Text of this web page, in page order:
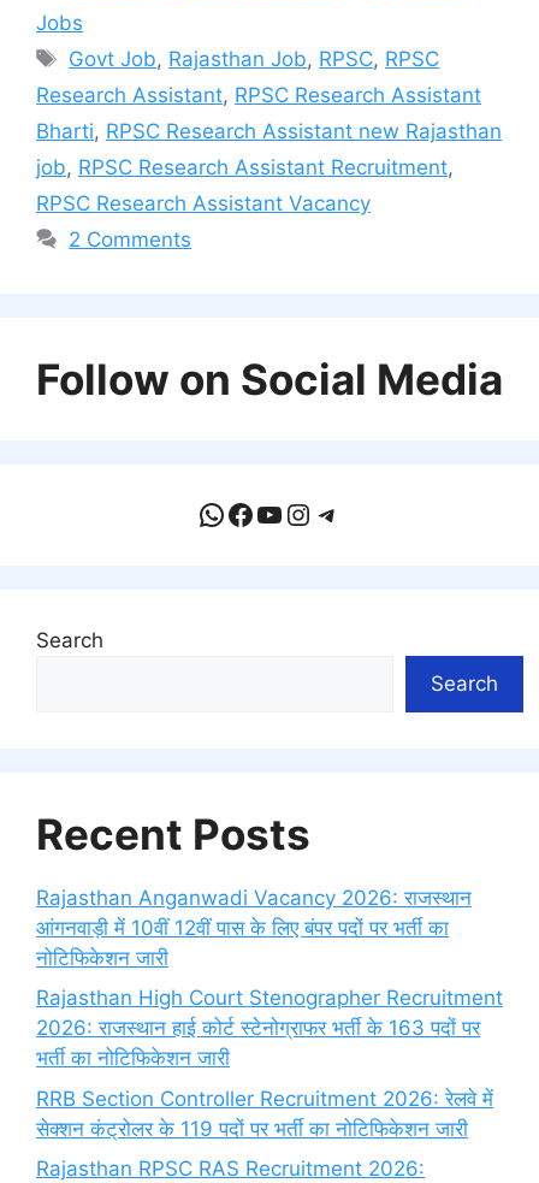
Jobs
Tags
Govt Job, Rajasthan Job, RPSC, RPSC
Research Assistant, RPSC Research Assistant
Bharti, RPSC Research Assistant new Rajasthan
job, RPSC Research Assistant Recruitment,
RPSC Research Assistant Vacancy
2 Comments
Follow on Social Media
WhatsApp
Facebook
YouTube
Instagram
Telegram
Search
Search
Recent Posts
Rajasthan Anganwadi Vacancy 2026: राजस्थान
आंगनवाड़ी में 10वीं 12वीं पास के लिए बंपर पदों पर भर्ती का
नोटिफिकेशन जारी
Rajasthan High Court Stenographer Recruitment
2026: राजस्थान हाई कोर्ट स्टेनोग्राफर भर्ती के 163 पदों पर
भर्ती का नोटिफिकेशन जारी
RRB Section Controller Recruitment 2026: रेलवे में
सेक्शन कंट्रोलर के 119 पदों पर भर्ती का नोटिफिकेशन जारी
Rajasthan RPSC RAS Recruitment 2026: